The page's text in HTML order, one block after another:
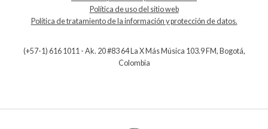
Política de uso del sitio web
Política de tratamiento de la información y protección de datos.
(+57-1) 616 1011 - Ak. 20 #83 64 La X Más Música 103.9 FM, Bogotá,
Colombia